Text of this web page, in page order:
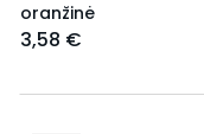
oranžinė
3,58 €